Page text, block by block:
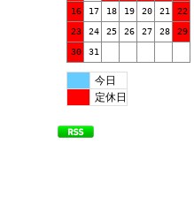
16 17 18 19 20 21 22
23 24 25 26 27 28 29
30 31
今日
定休日